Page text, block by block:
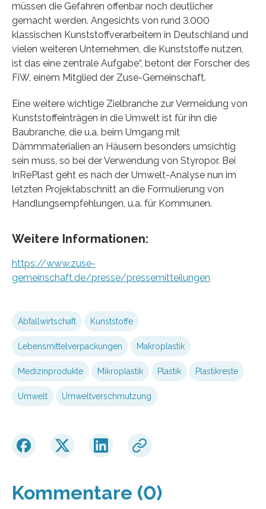
müssen die Gefahren offenbar noch deutlicher
gemacht werden. Angesichts von rund 3.000
klassischen Kunststoffverarbeitern in Deutschland und
vielen weiteren Unternehmen, die Kunststoffe nutzen,
ist das eine zentrale Aufgabe“, betont der Forscher des
FiW, einem Mitglied der Zuse-Gemeinschaft.
Eine weitere wichtige Zielbranche zur Vermeidung von
Kunststoffeinträgen in die Umwelt ist für ihn die
Baubranche, die u.a. beim Umgang mit
Dämmmaterialien an Häusern besonders umsichtig
sein muss, so bei der Verwendung von Styropor. Bei
InRePlast geht es nach der Umwelt-Analyse nun im
letzten Projektabschnitt an die Formulierung von
Handlungsempfehlungen, u.a. für Kommunen.
Weitere Informationen:
https://www.zuse-
gemeinschaft.de/presse/pressemitteilungen
Abfallwirtschaft Kunststoffe
Lebensmittelverpackungen Makroplastik
Medizinprodukte Mikroplastik Plastik Plastikreste
Umwelt Umweltverschmutzung
Kommentare (0)